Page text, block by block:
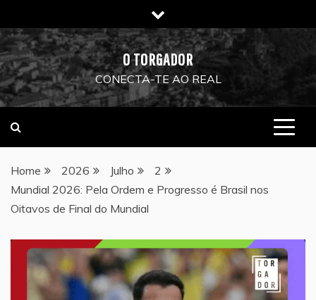
to
content
O TORGADOR
CONECTA-TE AO REAL
Home 2026 Julho
2
Mundial 2026: Pela Ordem e Progresso é Brasil nos
Oitavos de Final do Mundial